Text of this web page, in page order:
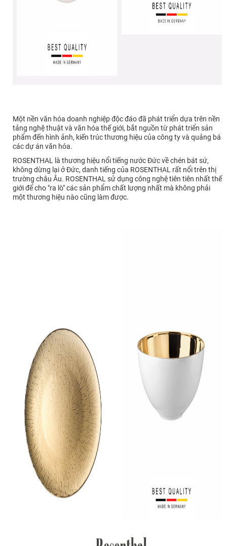
Một nền văn hóa doanh nghiệp độc đáo đã phát triển dựa trên nền
tảng nghệ thuật và văn hóa thế giới, bắt nguồn từ phát triển sản
phẩm đến hình ảnh, kiến trúc thương hiệu của công ty và quảng bá
các dự án văn hóa.
ROSENTHAL là thương hiệu nổi tiếng nước Đức về chén bát sứ,
không dừng lại ở Đức, danh tiếng của ROSENTHAL rất nổi trên thị
trường châu Âu. ROSENTHAL sử dụng công nghệ tiên tiên nhất thế
giới để cho "ra lò" các sản phẩm chất lượng nhất mà không phải
một thương hiệu nào cũng làm được.